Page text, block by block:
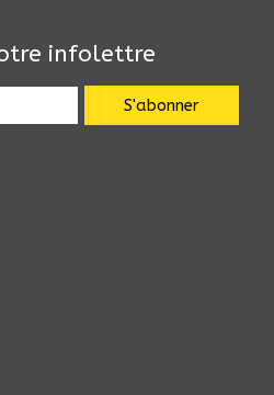
infolettre
S'abonner